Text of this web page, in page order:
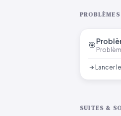
🎯
Lancer
SUITES &